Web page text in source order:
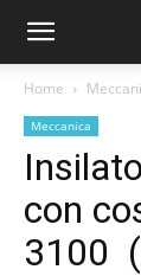
Home
Meccanica
con
3100